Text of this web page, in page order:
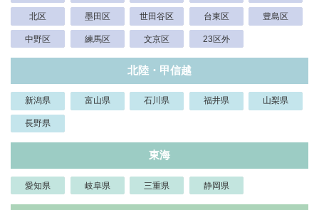
北区 墨田区 世田谷区 台東区 豊島区
中野区 練馬区 文京区 23区外
北陸・甲信越
新潟県 富山県 石川県 福井県 山梨県
長野県
東海
愛知県 岐阜県 三重県 静岡県